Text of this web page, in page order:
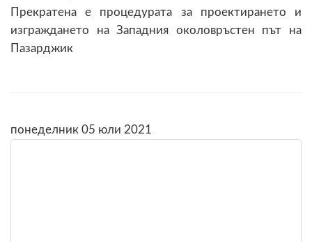
Прекратена е процедурата за проектирането и
изграждането на Западния околовръстен път на
Пазарджик
понеделник 05 юли 2021